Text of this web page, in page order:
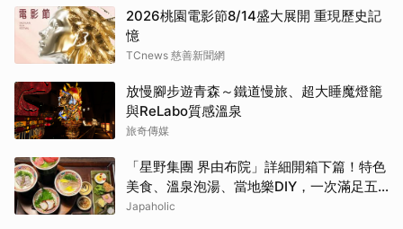
2026桃園電影節8/14盛大展開 重現歷史記
憶
TCnews 慈善新聞網
放慢腳步遊青森～鐵道慢旅、超大睡魔燈籠
與ReLabo質感溫泉
旅奇傳媒
「星野集團 界由布院」詳細開箱下篇！特色
美食、溫泉泡湯、當地樂DIY，一次滿足五
感體驗
Japaholic